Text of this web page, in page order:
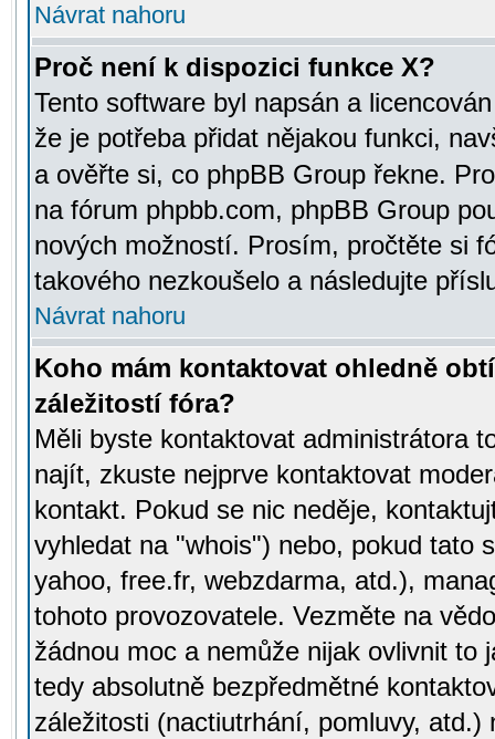
Návrat nahoru
Proč není k dispozici funkce X?
Tento software byl napsán a
že je potřeba přidat nějakou funkci,
a ověřte si, co phpBB Group řekne.
na fórum phpbb.com, phpBB Group
nových možností. Prosím, pročtěte si
takového nezkoušelo a následujte
Návrat nahoru
Koho mám kontaktovat ohledně
záležitostí fóra?
Měli byste kontaktovat administrátora
najít, zkuste nejprve kontaktovat
kontakt. Pokud se nic neděje,
vyhledat na "whois") nebo, pokud tato
yahoo, free.fr, webzdarma, atd.),
tohoto provozovatele. Vezměte na
žádnou moc a nemůže nijak ovlivnit to
tedy absolutně bezpředmětné
záležitosti (nactiutrhání, pomluvy,